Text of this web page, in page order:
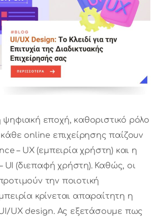
ψηφιακή εποχή, καθοριστικό ρόλο
online επιχείρησης παίζουν
– UX (εμπειρία χρήστη) και η
UI (διεπαφή χρήστη). Καθώς, οι
την ποιοτική
κρίνεται απαραίτητη η
UX design. Ας εξετάσουμε πως